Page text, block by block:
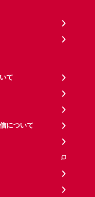
て
について